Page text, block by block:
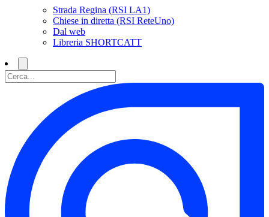
Strada Regina (RSI LA1)
Chiese in diretta (RSI ReteUno)
Dal web
Libreria SHORTCATT